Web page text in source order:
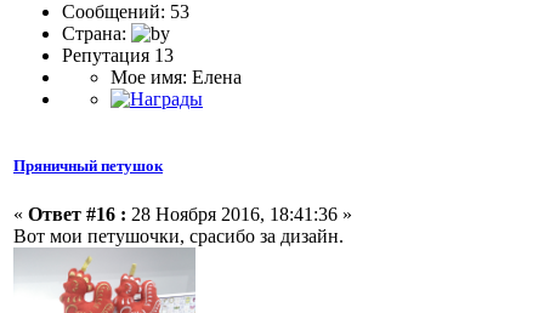
Сообщений: 53
Страна:
Репутация 13
Мое имя: Елена
Пряничный петушок
« Ответ #16 : 28 Ноября 2016, 18:41:36 »
Вот мои петушочки, срасибо за дизайн.